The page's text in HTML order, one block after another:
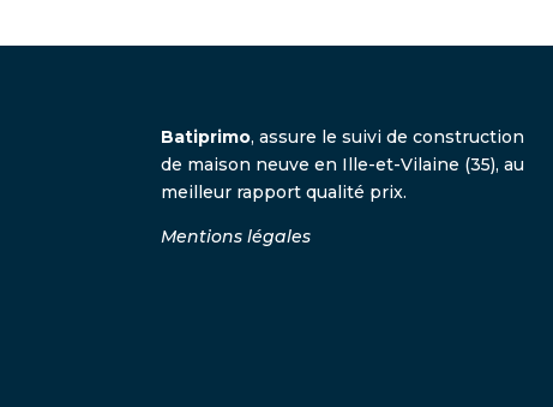
Batiprimo, assure le suivi de construction
de maison neuve en Ille-et-Vilaine (35), au
meilleur rapport qualité prix.
Mentions légales